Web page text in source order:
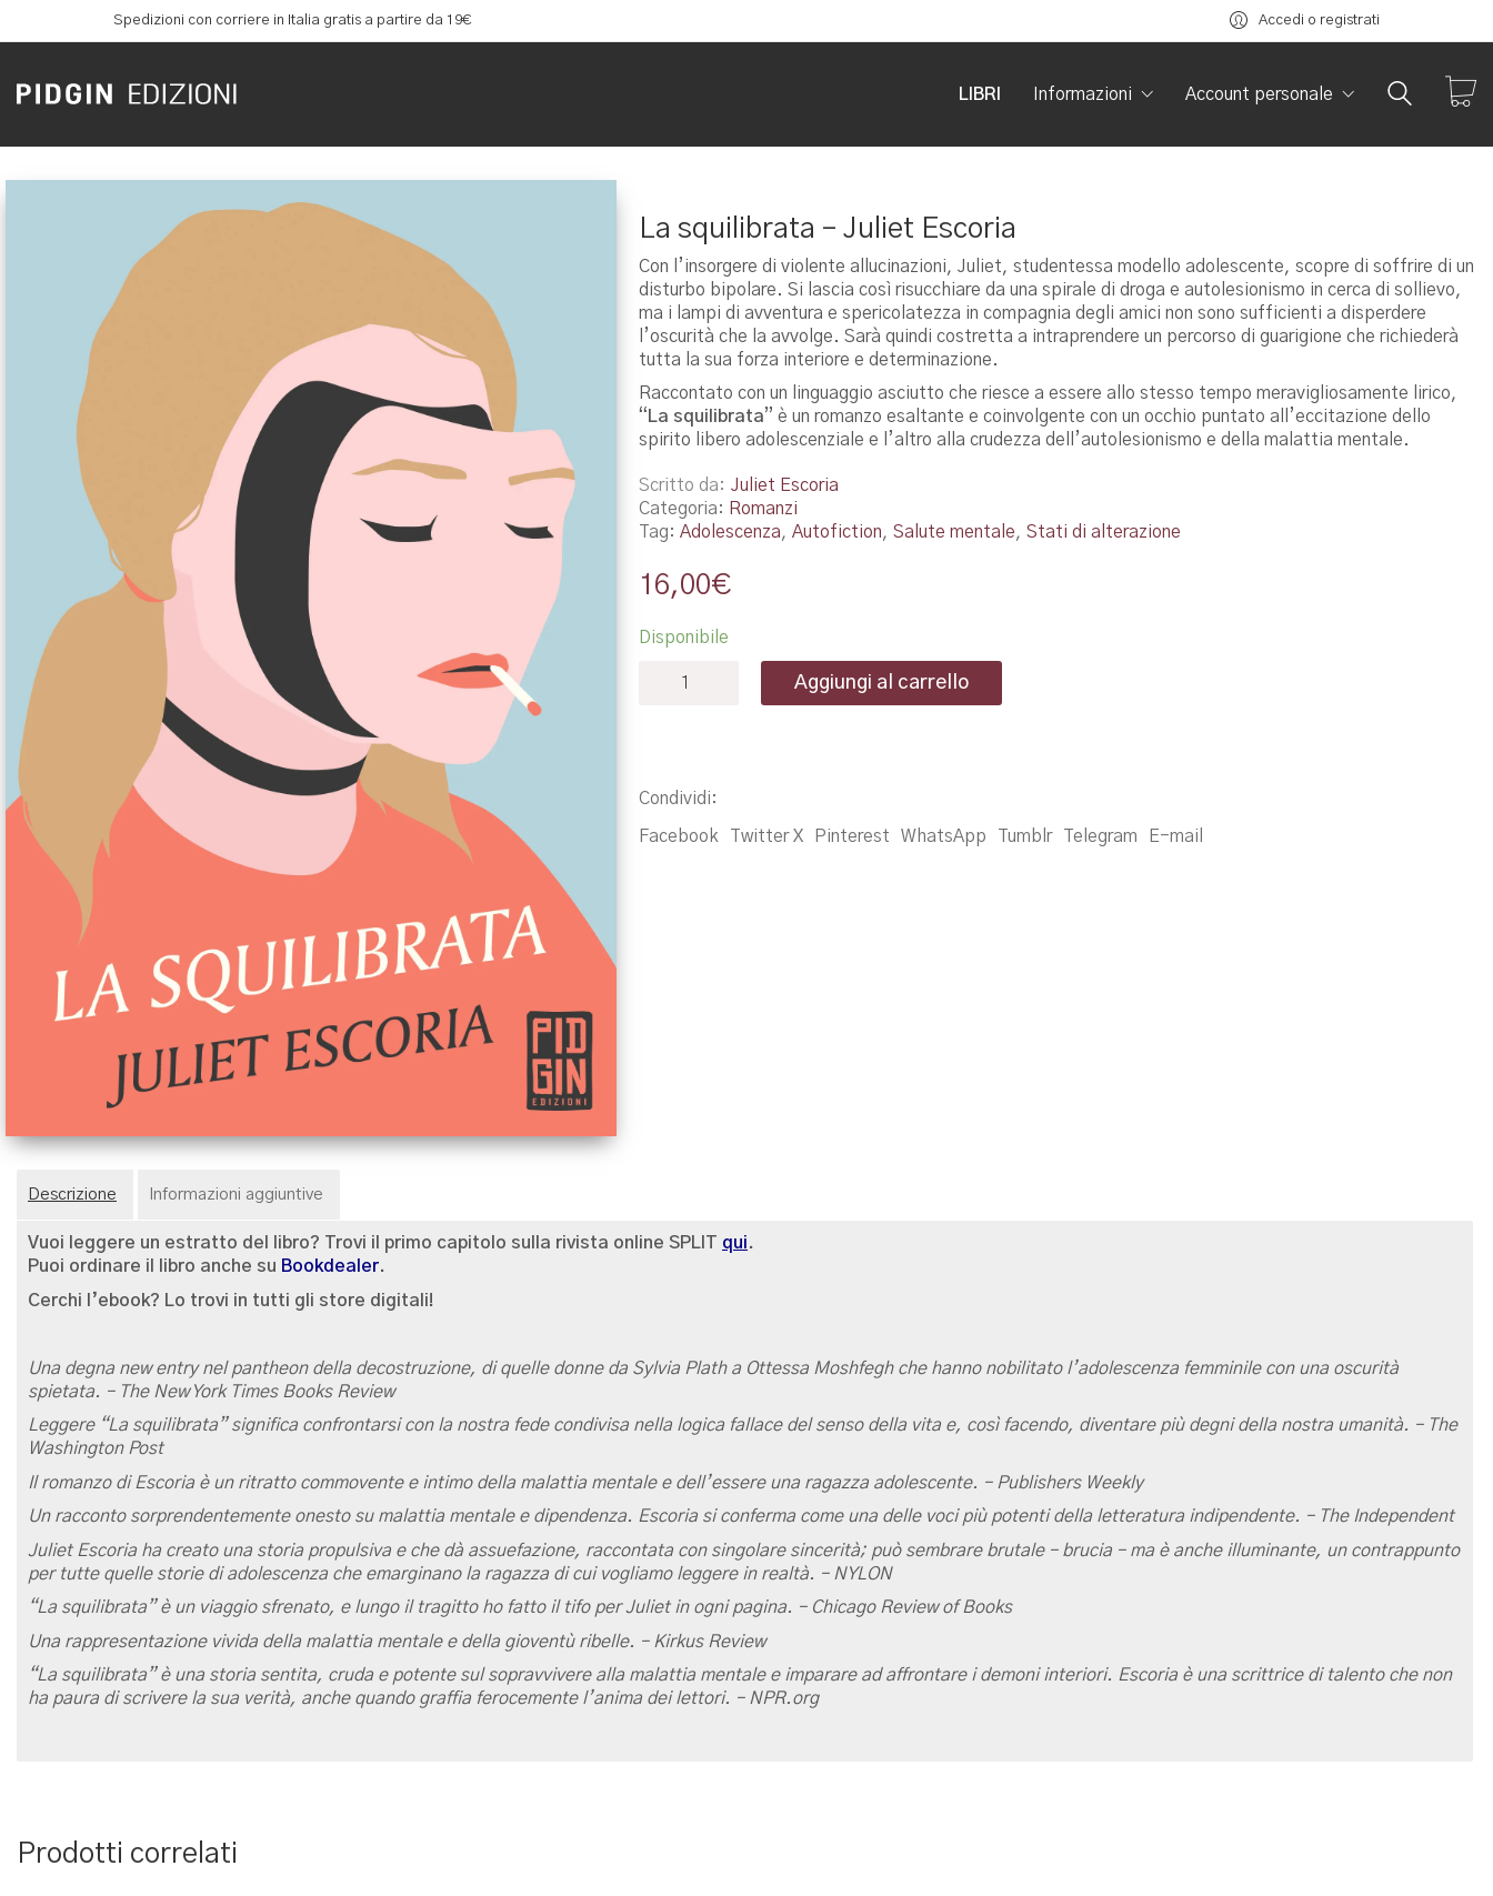
Spedizioni con corriere in Italia gratis a partire da 19€ Accedi o registrati
LIBRI Informazioni Account personale
La squilibrata – Juliet Escoria
Con l’insorgere di violente allucinazioni, Juliet, studentessa modello adolescente, scopre di soffrire di un
disturbo bipolare. Si lascia così risucchiare da una spirale di droga e autolesionismo in cerca di sollievo,
ma i lampi di avventura e spericolatezza in compagnia degli amici non sono sufficienti a disperdere
l’oscurità che la avvolge. Sarà quindi costretta a intraprendere un percorso di guarigione che richiederà
tutta la sua forza interiore e determinazione.
Raccontato con un linguaggio asciutto che riesce a essere allo stesso tempo meravigliosamente lirico,
“ La squilibrata” è un romanzo esaltante e coinvolgente con un occhio puntato all’eccitazione dello
spirito libero adolescenziale e l’altro alla crudezza dell’autolesionismo e della malattia mentale.
Scritto da
Juliet Escoria
Categoria: Romanzi
Tag: Adolescenza, Autofiction, Salute mentale, Stati di alterazione
16,00€
Disponibile
squilibrata
quantità
Aggiungi al carrello
Condividi:
Facebook Twitter X Pinterest WhatsApp Tumblr Telegram E-mail
Descrizione Informazioni aggiuntive
Vuoi leggere un estratto del libro? Trovi il primo capitolo sulla rivista online SPLIT qui.
Puoi ordinare il libro anche su Bookdealer.
Cerchi l’ebook? Lo trovi in tutti gli store digitali!
Una degna new entry nel pantheon della decostruzione, di quelle donne da Sylvia Plath a Ottessa Moshfegh che hanno nobilitato l’adolescenza femminile con una oscurità
spietata. – The New York Times Books Review
Leggere “La squilibrata” significa confrontarsi con la nostra fede condivisa nella logica fallace del senso della vita e, così facendo, diventare più degni della nostra umanità. – The
Washington Post
Il romanzo di Escoria è un ritratto commovente e intimo della malattia mentale e dell’essere una ragazza adolescente. – Publishers Weekly
Un racconto sorprendentemente onesto su malattia mentale e dipendenza. Escoria si conferma come una delle voci più potenti della letteratura indipendente. – The Independent
Juliet Escoria ha creato una storia propulsiva e che dà assuefazione, raccontata con singolare sincerità; può sembrare brutale – brucia – ma è anche illuminante, un contrappunto
per tutte quelle storie di adolescenza che emarginano la ragazza di cui vogliamo leggere in realtà. – NYLON
“La squilibrata” è un viaggio sfrenato, e lungo il tragitto ho fatto il tifo per Juliet in ogni pagina. – Chicago Review of Books
Una rappresentazione vivida della malattia mentale e della gioventù ribelle. – Kirkus Review
“La squilibrata” è una storia sentita, cruda e potente sul sopravvivere alla malattia mentale e imparare ad affrontare i demoni interiori. Escoria è una scrittrice di talento che non
ha paura di scrivere la sua verità, anche quando graffia ferocemente l’anima dei lettori. – NPR.org
Prodotti correlati